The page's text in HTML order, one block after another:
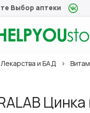
Выбор аптеки
Лекарства и БАД